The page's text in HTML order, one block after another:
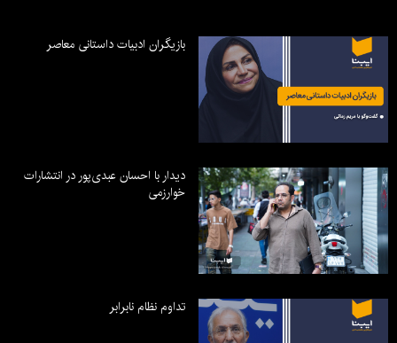
بازیگران ادبیات داستانی معاصر
دیدار با احسان عبدی‌پور در انتشارات
خوارزمی
تداوم نظام نابرابر